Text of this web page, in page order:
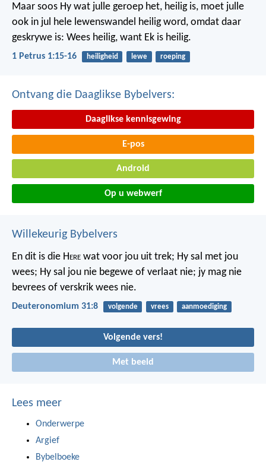
Maar soos Hy wat julle geroep het, heilig is, moet julle
ook in jul hele lewenswandel heilig word, omdat daar
geskrywe is: Wees heilig, want Ek is heilig.
1 Petrus 1:15-16 heiligheid lewe roeping
Ontvang die Daaglikse Bybelvers:
Daaglikse kennisgewing
E-pos
Android
Op u webwerf
Willekeurig Bybelvers
En dit is die Here wat voor jou uit trek; Hy sal met jou
wees; Hy sal jou nie begewe of verlaat nie; jy mag nie
bevrees of verskrik wees nie.
Deuteronomium 31:8 volgende vrees aanmoediging
Volgende vers!
Met beeld
Lees meer
Onderwerpe
Argief
Bybelboeke